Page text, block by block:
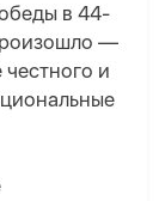
в 44-
—
и